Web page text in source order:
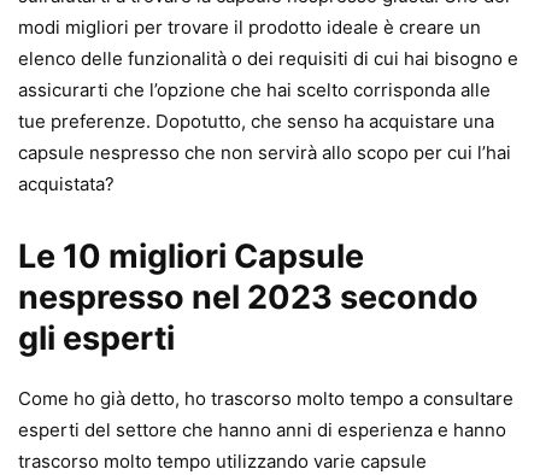
modi migliori per trovare il prodotto ideale è creare un
elenco delle funzionalità o dei requisiti di cui hai bisogno e
assicurarti che l’opzione che hai scelto corrisponda alle
tue preferenze. Dopotutto, che senso ha acquistare una
capsule nespresso che non servirà allo scopo per cui l’hai
acquistata?
Le 10 migliori Capsule
nespresso nel 2023 secondo
gli esperti
Come ho già detto, ho trascorso molto tempo a consultare
esperti del settore che hanno anni di esperienza e hanno
trascorso molto tempo utilizzando varie capsule